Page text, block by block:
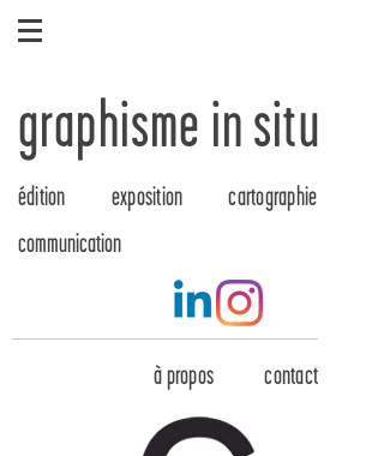
graphisme in situ
édition exposition
cartographie
communication
à propos contact